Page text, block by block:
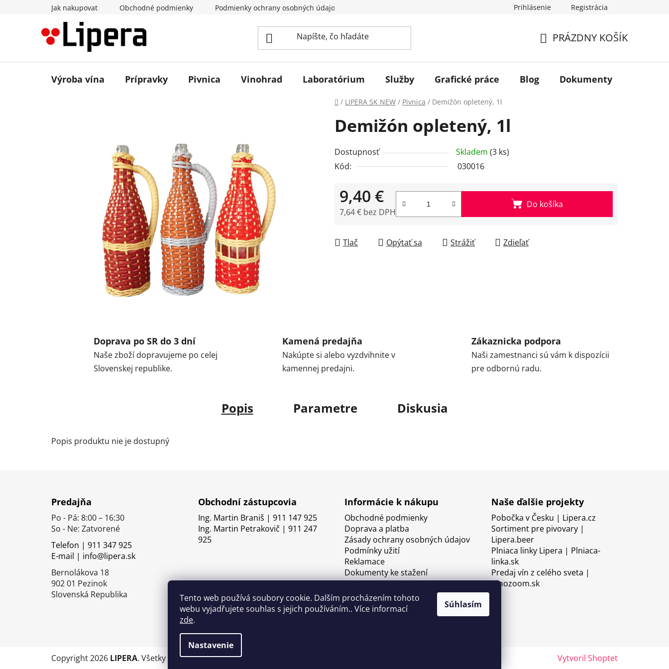
Tento web používá soubory cookie. Dalším procházením tohoto
webu vyjadřujete souhlas s jejich používáním.. Více informací
zde.
Nastavenie
Súhlasím
Jak nakupovat Obchodné podmienky Podmienky ochrany osobných údajov Prihlásenie Registrácia
KOŠÍK
PRÁZDNY KOŠÍK
Výroba vína Prípravky Pivnica Vinohrad Laboratórium Služby Grafické práce Blog Dokumenty
Domov
/ LIPERA SK NEW / Pivnica / Demižón opletený, 1l
Demižón opletený, 1l
Dostupnosť Skladem (3 ks)
Kód:
030016
9,40 €
7,64 € bez DPH
Do košíka
Tlač Opýtať sa Strážiť Zdieľať
Doprava po SR do 3 dní
Naše zboží dopravujeme po celej
Slovenskej republike.
Kamená predajňa
Nakúpte si alebo vyzdvihnite v
kamennej predajni.
Zákaznicka podpora
Naši zamestnanci sú vám k dispozícii
pre odbornú radu.
Popis Parametre Diskusia
Popis produktu nie je dostupný
Predajňa
Po - Pá: 8:00 – 16:30
So - Ne: Zatvorené
Telefon | 911 347 925
E-mail | info@lipera.sk
Bernolákova 18
902 01 Pezinok
Slovenská Republika
Obchodní zástupcovia
Ing. Martin Braniš | 911 147 925
Ing. Martin Petrakovič | 911 247
925
Informácie k nákupu
Obchodné podmienky
Doprava a platba
Zásady ochrany osobných údajov
Podmínky užití
Reklamace
Dokumenty ke stažení
Naše ďalšie projekty
Pobočka v Česku | Lipera.cz
Sortiment pre pivovary |
Lipera.beer
Plniaca linky Lipera | Plniaca-
linka.sk
Predaj vín z celého sveta |
Vinozoom.sk
Vytvoril Shoptet
Copyright 2026 LIPERA. Všetky práva vyhradené.